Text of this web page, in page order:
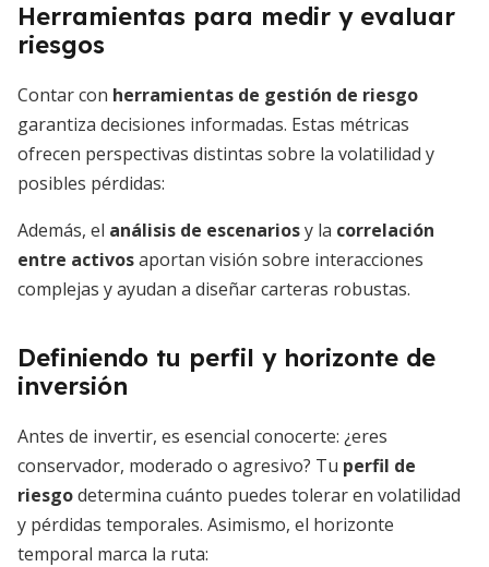
Herramientas para medir y evaluar
riesgos
Contar con herramientas de gestión de riesgo
garantiza decisiones informadas. Estas métricas
ofrecen perspectivas distintas sobre la volatilidad y
posibles pérdidas:
Además, el análisis de escenariosy la correlación
entre activosaportan visión sobre interacciones
complejas y ayudan a diseñar carteras robustas.
Definiendo tu perfil y horizonte de
inversión
Antes de invertir, es esencial conocerte: ¿eres
conservador, moderado o agresivo? Tu perfil de
riesgodetermina cuánto puedes tolerar en volatilidad
y pérdidas temporales. Asimismo, el horizonte
temporal marca la ruta: